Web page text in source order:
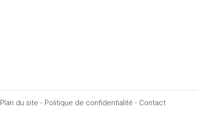
Plan du site - Politique de confidentialité - Contact